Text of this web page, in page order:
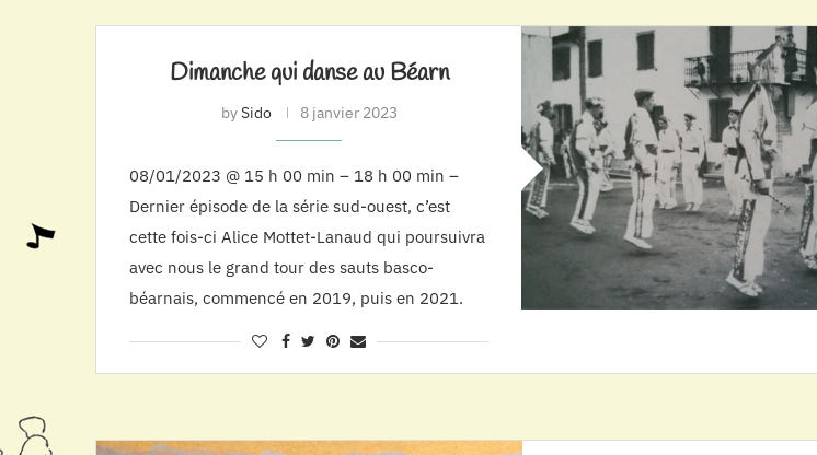
Dimanche qui danse au Béarn
bySido 8 janvier 2023
08/01/2023 @ 15 h 00 min – 18 h 00 min –
Dernier épisode de la série sud-ouest, c’est
cette fois-ci Alice Mottet-Lanaud qui poursuivra
avec nous le grand tour des sauts basco-
béarnais, commencé en 2019, puis en 2021.